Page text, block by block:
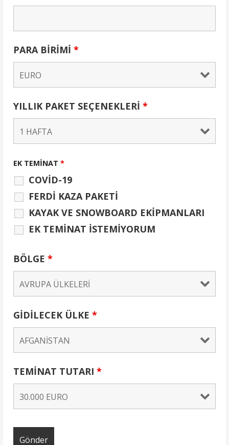
PARA BİRİMİ *
YILLIK PAKET SEÇENEKLERİ *
EK TEMİNAT *
COVİD-19
FERDİ KAZA PAKETİ
KAYAK VE SNOWBOARD EKİPMANLARI
EK TEMİNAT İSTEMİYORUM
BÖLGE *
GİDİLECEK ÜLKE *
TEMİNAT TUTARI *